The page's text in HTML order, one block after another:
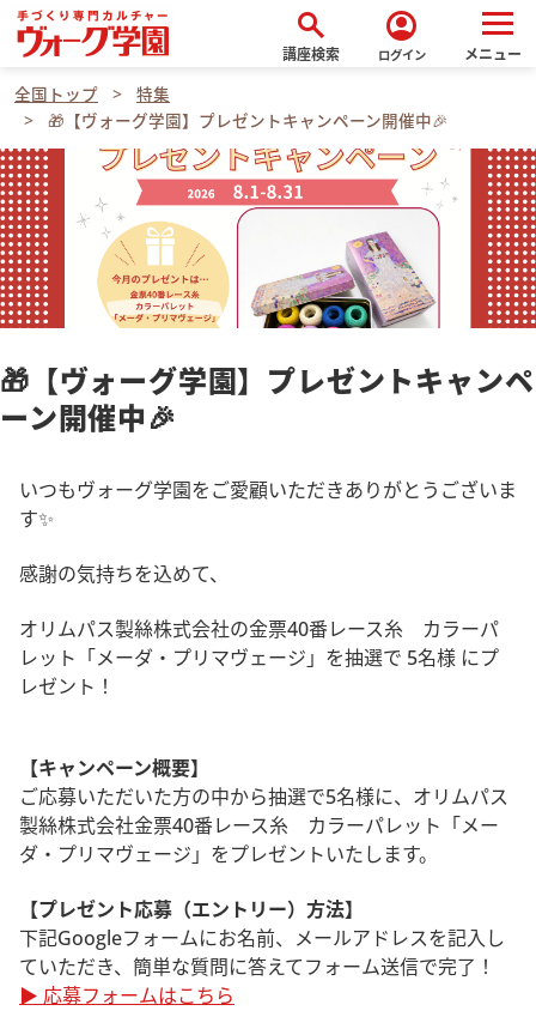
search
講座検索
account_circle
ログイン メニュー
全国トップ
特集
🎁【ヴォーグ学園】プレゼントキャンペーン開催中🎉
🎁【ヴォーグ学園】プレゼントキャンペ
ーン開催中🎉
いつもヴォーグ学園をご愛顧いただきありがとうございま
す✨
感謝の気持ちを込めて、
オリムパス製絲株式会社の金票40番レース糸 カラーパ
レット「メーダ・プリマヴェージ」を抽選で 5名様 にプ
レゼント！
【キャンペーン概要】
ご応募いただいた方の中から抽選で5名様に、オリムパス
製絲株式会社金票40番レース糸 カラーパレット「メー
ダ・プリマヴェージ」をプレゼントいたします。
【プレゼント応募（エントリー）方法】
下記Googleフォームにお名前、メールアドレスを記入し
ていただき、簡単な質問に答えてフォーム送信で完了！
▶ 応募フォームはこちら